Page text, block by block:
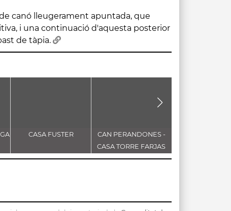
de tàpia.
CASA FUSTER
CAN PERANDONES -
CASA TORRE FARJAS